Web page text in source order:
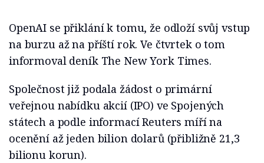
OpenAI se přiklání k tomu, že odloží svůj vstup
na burzu až na příští rok. Ve čtvrtek o tom
informoval deník The New York Times.
Společnost již podala žádost o primární
veřejnou nabídku akcií (IPO) ve Spojených
státech a podle informací Reuters míří na
ocenění až jeden bilion dolarů (přibližně 21,3
bilionu korun).